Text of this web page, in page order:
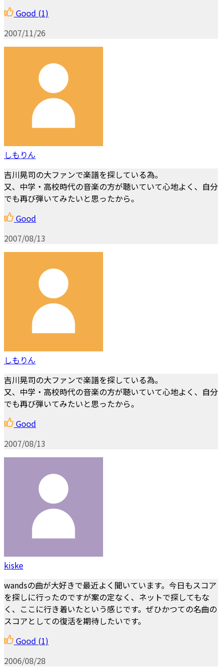
Good (1)
2007/11/26
しもりん
吉川晃司の大ファンで楽譜を探している為。
又、中学・高校時代の音楽の方が聴いていて心地よく、自分
でも再び弾いてみたいと思ったから。
Good
2007/08/13
しもりん
吉川晃司の大ファンで楽譜を探している為。
又、中学・高校時代の音楽の方が聴いていて心地よく、自分
でも再び弾いてみたいと思ったから。
Good
2007/08/13
kiske
wandsの曲が大好きで最近よく聞いています。今日もスコア
を探しに行ったのですが案の定なく、ネットで探してもな
く、ここに行き着いたという感じです。ぜひかつての名曲の
スコアとしての復活を期待したいです。
Good (1)
2006/08/28